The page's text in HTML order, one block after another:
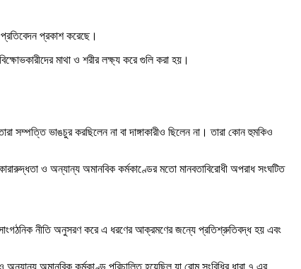
প্রকাশ করেছে।
মাথা ও শরীর লক্ষ্য করে গুলি করা হয়।
সম্পত্তি ভাঙচুর করছিলেন না বা দাঙ্গাকারীও ছিলেন না। তারা কোন হুমকিও
ও অন্যান্য অমানবিক কর্মকাণ্ডের মতো মানবতাবিরোধী অপরাধ সংঘটিত
নীতি অনুসরণ করে এ ধরণের আক্রমণের জন্যে প্রতিশ্রুতিবদ্ধ হয় এবং